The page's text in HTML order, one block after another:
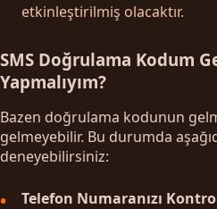
etkinleştirilmiş olacaktır.
SMS Doğrulama Kodum
Yapmalıyım?
Bazen doğrulama kodunun
gelmeyebilir. Bu durumda
deneyebilirsiniz:
Telefon Numaranızı